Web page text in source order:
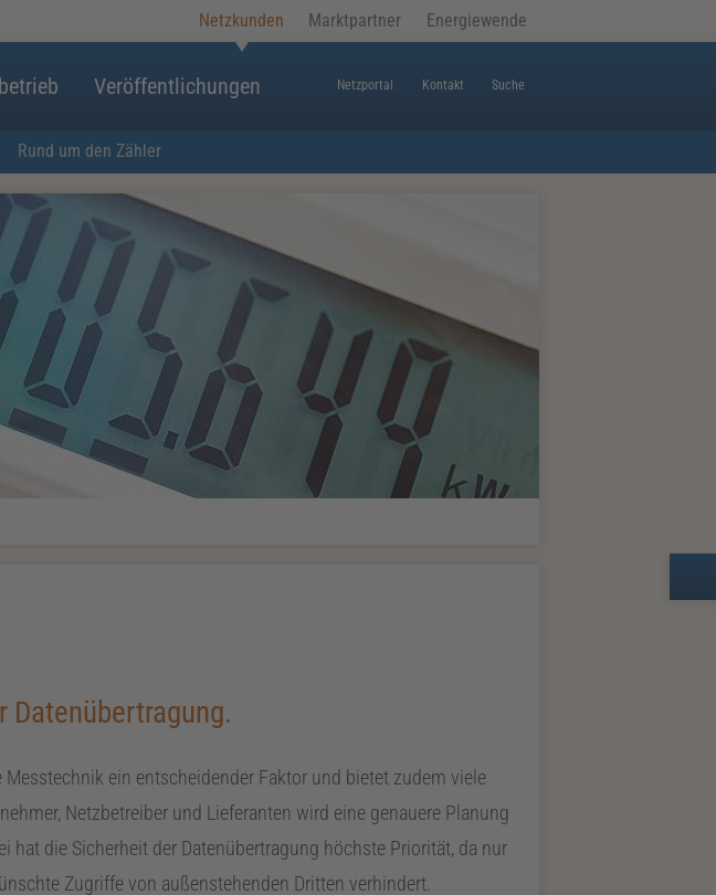
Netzkunden Marktpartner Energiewende
Rund um den Zähler
Veröffentlichungen Netzportal Kontakt Suche
ein entscheidender Faktor und bietet zudem viele
Netzbetreiber und Lieferanten wird eine genauere Planung
die Sicherheit der Datenübertragung höchste Priorität, da nur
Zugriffe von außenstehenden Dritten verhindert.